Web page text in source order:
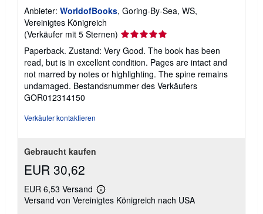
d
k
s
e
n
Anbieter: WorldofBooks, Goring-By-Sea, WS,
Vereinigtes Königreich
(Verkäufer mit 5 Sternen) Verkäuferbewertung
5
von
5
Sternen
Paperback. Zustand: Very Good. The book has been
read, but is in excellent condition. Pages are intact and
not marred by notes or highlighting. The spine remains
undamaged. Bestandsnummer des Verkäufers
GOR012314150
Verkäufer kontaktieren
Gebraucht kaufen
EUR 30,62
EUR 6,53 Versand
Weitere
Informationen
Versand von Vereinigtes Königreich nach USA